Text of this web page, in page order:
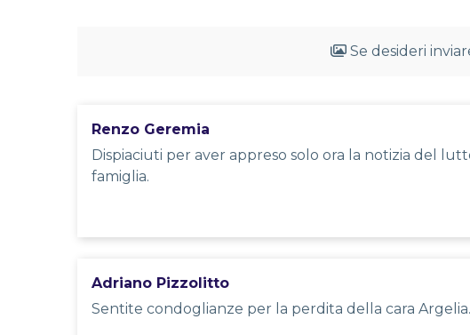
Se desideri
Renzo Geremia
Dispiaciuti per aver appreso solo ora la notizia del
famiglia.
Adriano Pizzolitto
Sentite condoglianze per la perdita della cara